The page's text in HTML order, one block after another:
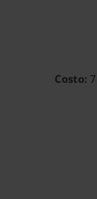
Costo: